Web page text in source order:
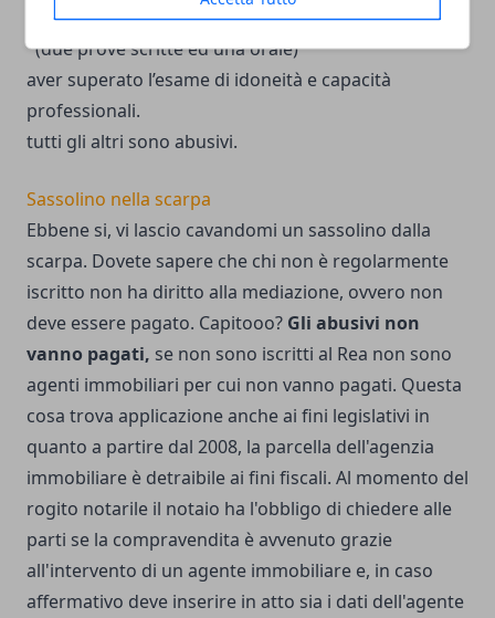
frequentare un corso di formazione professionale
(due prove scritte ed una orale)
aver superato l’esame di idoneità e capacità
professionali.
tutti gli altri sono abusivi.
Sassolino nella scarpa
Ebbene si, vi lascio cavandomi un sassolino dalla
scarpa. Dovete sapere che chi non è regolarmente
iscritto non ha diritto alla mediazione, ovvero non
deve essere pagato. Capitooo? Gli abusivi non
vanno pagati, se non sono iscritti al Rea non sono
agenti immobiliari per cui non vanno pagati. Questa
cosa trova applicazione anche ai fini legislativi in
quanto a partire dal 2008, la parcella dell'agenzia
immobiliare è detraibile ai fini fiscali. Al momento del
rogito notarile il notaio ha l'obbligo di chiedere alle
parti se la compravendita è avvenuto grazie
all'intervento di un agente immobiliare e, in caso
affermativo deve inserire in atto sia i dati dell'agente